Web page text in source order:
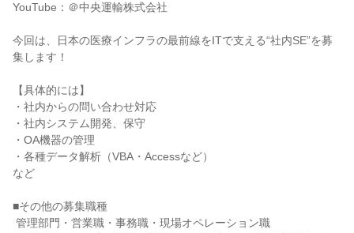
YouTube：＠中央運輸株式会社
今回は、日本の医療インフラの最前線をITで支える“社内SE”を募
集します！
【具体的には】
・社内からの問い合わせ対応
・社内システム開発、保守
・OA機器の管理
・各種データ解析（VBA・Accessなど）
など
■その他の募集職種